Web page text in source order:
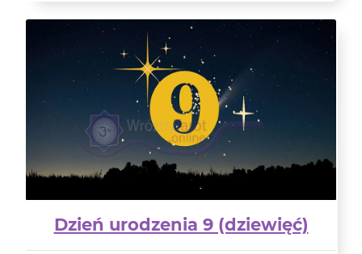
Dzień urodzenia 9 (dziewięć)